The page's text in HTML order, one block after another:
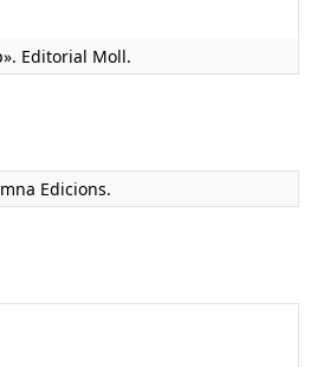
Editorial Moll.
Edicions.